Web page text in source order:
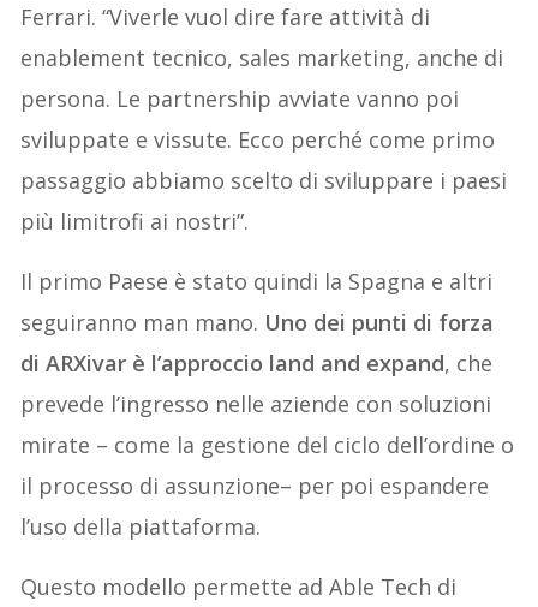
Ferrari. “Viverle vuol dire fare attività di
enablement tecnico, sales marketing, anche di
persona. Le partnership avviate vanno poi
sviluppate e vissute. Ecco perché come primo
passaggio abbiamo scelto di sviluppare i paesi
più limitrofi ai nostri”.
Il primo Paese è stato quindi la Spagna e altri
seguiranno man mano. Uno dei punti di forza
di ARXivar è l’approccio land and expand, che
prevede l’ingresso nelle aziende con soluzioni
mirate – come la gestione del ciclo dell’ordine o
il processo di assunzione– per poi espandere
l’uso della piattaforma.
Questo modello permette ad Able Tech di